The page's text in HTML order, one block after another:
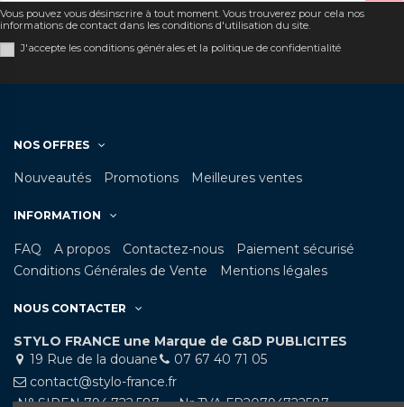
Vous pouvez vous désinscrire à tout moment. Vous trouverez pour cela nos
informations de contact dans les conditions d'utilisation du site.
J'accepte les conditions générales et la politique de confidentialité
NOS OFFRES
Nouveautés Promotions Meilleures ventes
INFORMATION
FAQ A propos Contactez-nous
Paiement sécurisé
Conditions Générales de Vente
Mentions légales
NOUS CONTACTER
STYLO FRANCE une Marque de G&D PUBLICITES
19 Rue de la douane
07 67 40 71 05
contact@stylo-france.fr
N° SIREN 794.722.587 - Nr TVA FR20794722587